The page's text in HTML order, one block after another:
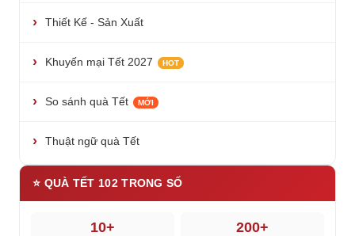
Thiết Kế - Sản Xuất
Khuyến mại Tết 2027 HOT
So sánh quà Tết MỚI
Thuật ngữ quà Tết
⭐ QUÀ TẾT 102 TRONG SỐ
10+ 200+